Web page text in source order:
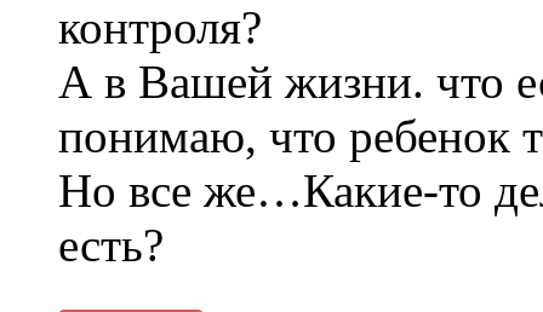
контроля?
А в Вашей жизни. что
понимаю, что ребенок
Но все же…Какие-то
есть?